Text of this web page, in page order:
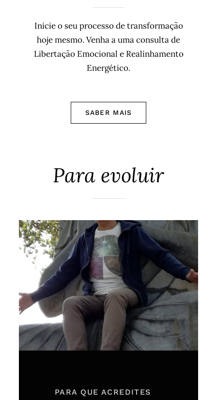
Inicie o seu processo de transformação
hoje mesmo. Venha a uma consulta de
Libertação Emocional e Realinhamento
Energético.
SABER MAIS
Para evoluir
PARA QUE ACREDITES